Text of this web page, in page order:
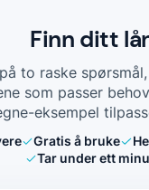
Finn ditt
to raske
som passer
eksempel
Gratis å bruke
Tar under ett